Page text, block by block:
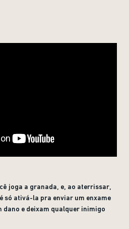
joga a granada, e, ao aterrissar,
só ativá-la pra enviar um enxame
dano e deixam qualquer inimigo